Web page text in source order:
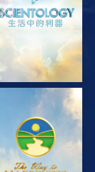
觀看